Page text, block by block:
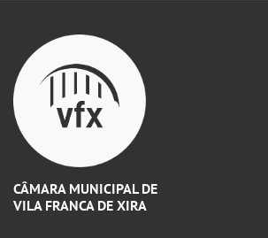
CÂMARA MUNICIPAL DE
VILA FRANCA DE XIRA